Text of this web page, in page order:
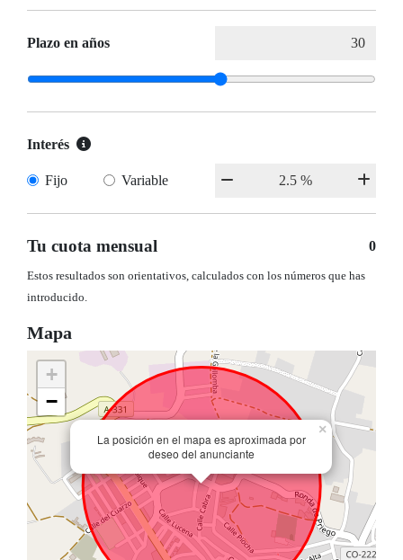
Plazo en años
Interés
Fijo Variable
Tu cuota mensual 0
Estos resultados son orientativos, calculados con los números que has
introducido.
Mapa
La posición en el mapa es aproximada por
deseo del anunciante
×
+
−